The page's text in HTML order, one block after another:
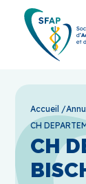
Accueil /
CH
CH